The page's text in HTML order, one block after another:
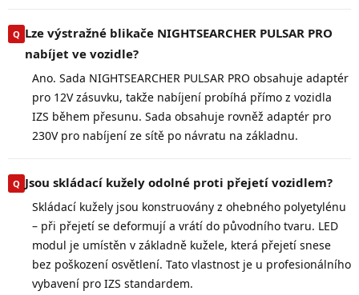
Lze výstražné blikače NIGHTSEARCHER PULSAR PRO
nabíjet ve vozidle?
Ano. Sada NIGHTSEARCHER PULSAR PRO obsahuje adaptér
pro 12V zásuvku, takže nabíjení probíhá přímo z vozidla
IZS během přesunu. Sada obsahuje rovněž adaptér pro
230V pro nabíjení ze sítě po návratu na základnu.
Jsou skládací kužely odolné proti přejetí vozidlem?
Skládací kužely jsou konstruovány z ohebného polyetylénu
– při přejetí se deformují a vrátí do původního tvaru. LED
modul je umístěn v základně kužele, která přejetí snese
bez poškození osvětlení. Tato vlastnost je u profesionálního
vybavení pro IZS standardem.